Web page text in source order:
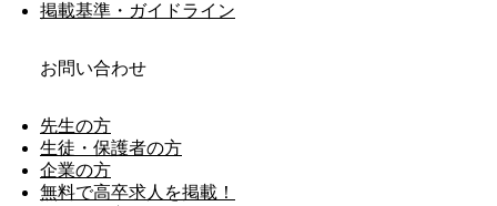
掲載基準・ガイドライン
お問い合わせ
先生の方
生徒・保護者の方
企業の方
無料で高卒求人を掲載！